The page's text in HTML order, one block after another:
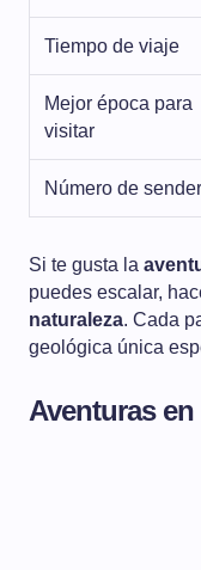
Tiempo de viaje
Mejor época para
visitar
Número de
Si te gusta la
puedes escalar,
naturaleza. Cada
geológica única
Aventuras